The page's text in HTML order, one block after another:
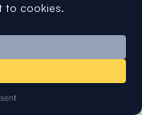
di CSS
ma se
team di
a